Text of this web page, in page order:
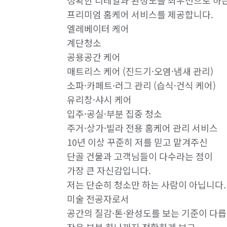
프리미엄 홈케어 서비스를 제공합니다.
엘레베이터 케어
계단청소
공용공간 케어
매트리스 케어 (진드기·오염·냄새 관리)
소파·카페트·러그 관리 (습식·건식 케어)
유리창·샤시 케어
입주·공실·부분 집중 청소
주거·상가·빌라 전용 홈케어 관리 서비스
10년 이상 꾸준히 저를 믿고 맡겨주신
단골 건물과 고객님들이 다수라는 점이
가장 큰 자신감입니다.
저는 단순히 청소만 하는 사람이 아닙니다.
미술 전공자로서
공간의 질감·톤·완성도를 보는 기준이 다